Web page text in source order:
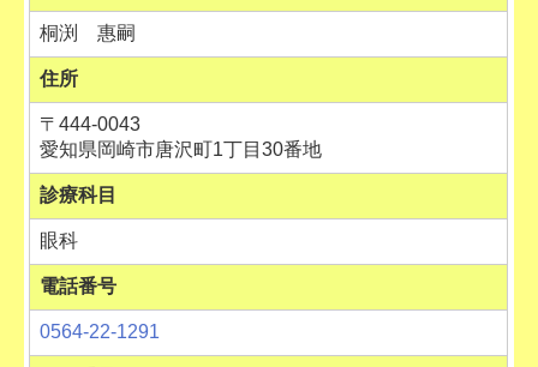
桐渕 惠嗣
住所
〒444-0043
愛知県岡崎市唐沢町1丁目30番地
診療科目
眼科
電話番号
0564-22-1291